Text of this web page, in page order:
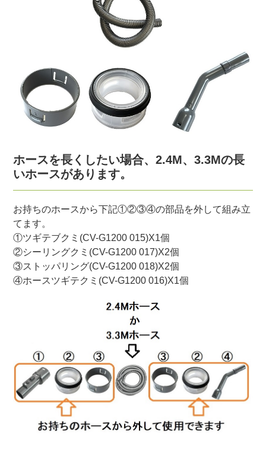
ホースを長くしたい場合、2.4M、3.3Mの長
いホースがあります。
お持ちのホースから下記①②③④の部品を外して組み立
てます。
①ツギテブクミ(CV-G1200 015)X1個
②シーリングクミ(CV-G1200 017)X2個
③ストッパリング(CV-G1200 018)X2個
④ホースツギテクミ(CV-G1200 016)X1個